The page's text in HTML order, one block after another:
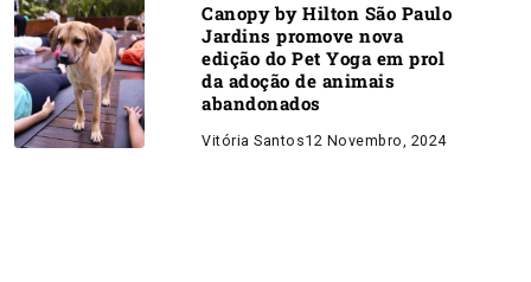
Canopy by Hilton São Paulo
Jardins promove nova
edição do Pet Yoga em prol
da adoção de animais
abandonados
Vitória Santos12 Novembro, 2024